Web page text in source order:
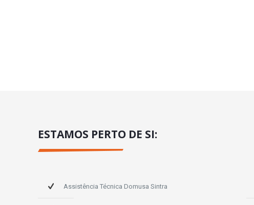
ESTAMOS PERTO DE SI:
Assistência Técnica Domusa Sintra